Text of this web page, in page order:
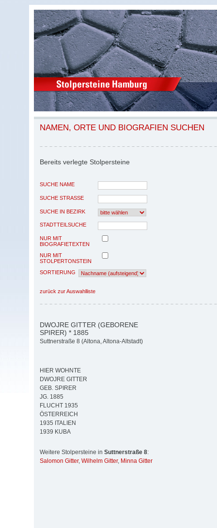
NAMEN, ORTE UND BIOGRAFIEN SUCHEN
Bereits verlegte Stolpersteine
SUCHE NAME
SUCHE STRASSE
SUCHE IN BEZIRK
STADTTEILSUCHE
NUR MIT
BIOGRAFIETEXTEN
NUR MIT
STOLPERTONSTEIN
SORTIERUNG
zurück zur Auswahlliste
DWOJRE GITTER (GEBORENE
SPIRER) * 1885
Suttnerstraße 8 (Altona, Altona-Altstadt)
HIER WOHNTE
DWOJRE GITTER
GEB. SPIRER
JG. 1885
FLUCHT 1935
ÖSTERREICH
1935 ITALIEN
1939 KUBA
Weitere Stolpersteine in Suttnerstraße 8:
Salomon Gitter, Wilhelm Gitter, Minna Gitter